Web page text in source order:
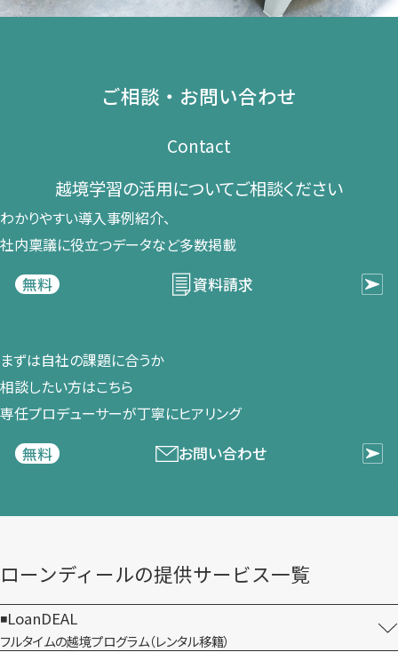
ご相談・お問い合わせ
Contact
越境学習の​活用に​ついて​ご相談ください​
わかりやすい導入事例紹介、​
社内稟議に​役立つデータなど​多数掲載
無料
資料請求
まずは​自社の​課題に​合うか​
相談したい方は​こちら
専任プロデューサーが​丁寧に​ヒアリング
無料
お問い合わせ
ローンディールの​提供サービス一覧
LoanDEAL
フルタイムの越境プログラム​（レンタル移籍）